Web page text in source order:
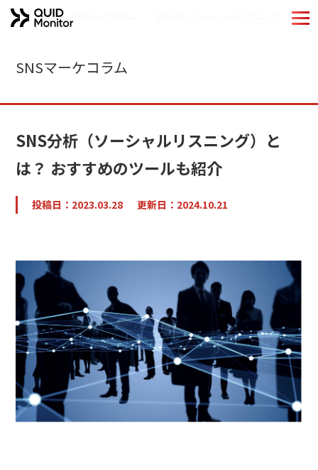
導入事例
分析手法
お役立ちコンテンツ
コラム
トレンドレポート
マーケコラム
ログイン
ホーム SNS分析（ソーシャルリスニング）とは
SNSマーケコラム
SNS分析（ソーシャルリスニング）と
は？ おすすめのツールも紹介
投稿日：2023.03.28 更新日：2024.10.21